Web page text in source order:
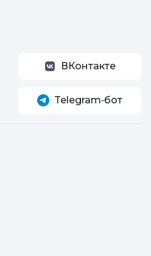
ВКонтакте
Telegram‑бот